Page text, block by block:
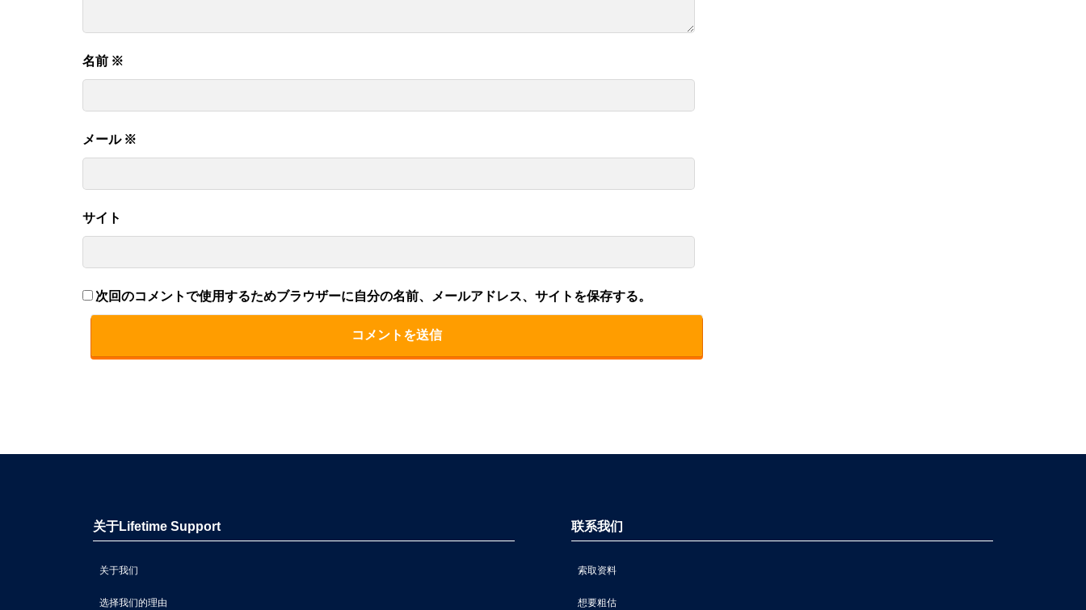
名前 ※
メール ※
サイト
次回のコメントで使用するためブラウザーに自分の名前、メールアドレス、サイトを保存する。
关于Lifetime Support
关于我们
选择我们的理由
联系我们
索取资料
想要粗估